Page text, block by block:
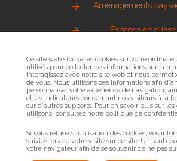
Aménagements
Espaces de glisse
Pierre naturelle
Métallerie urbaine
Sols sportifs
Ce site web stocke les cookies sur votre
utilisés pour collecter des informations sur la
interagissez avec notre site web et nous
de vous. Nous utilisons ces informations afin
personnaliser votre expérience de navigation,
et les indicateurs concernant nos visiteurs à la
sur d'autres supports. Pour en savoir plus sur les
utilisons, consultez notre politique de
Si vous refusez l'utilisation des cookies, vos
suivies lors de votre visite sur ce site. Un seul
votre navigateur afin de se souvenir de ne pas